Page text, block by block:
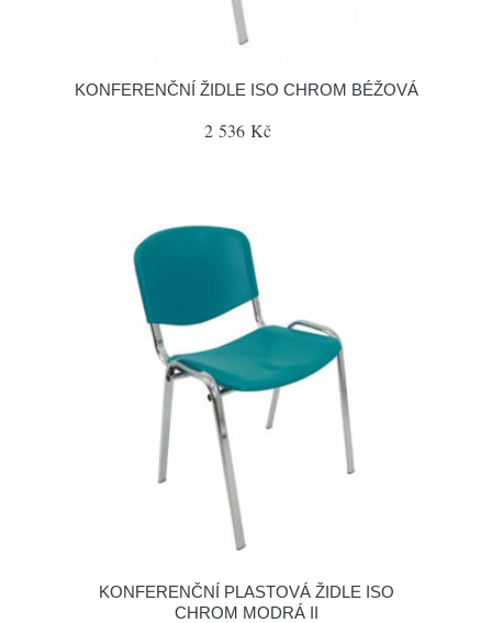
KONFERENČNÍ ŽIDLE ISO CHROM BÉŽOVÁ
2 536 Kč
KONFERENČNÍ PLASTOVÁ ŽIDLE ISO
CHROM MODRÁ II